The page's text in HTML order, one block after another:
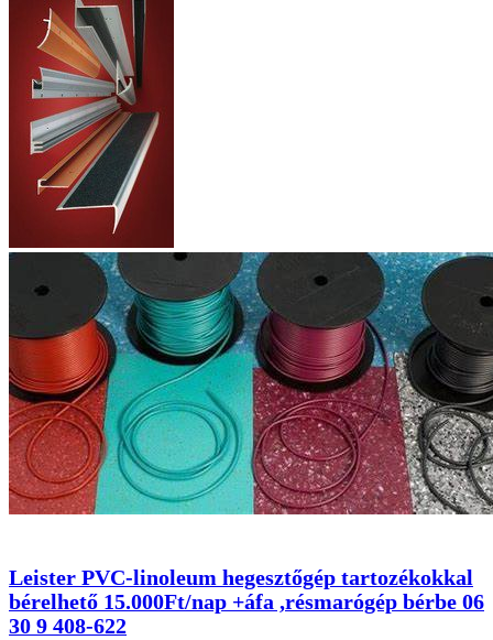
Leister PVC-linoleum hegesztőgép tartozékokkal
bérelhető 15.000Ft/nap +áfa ,résmarógép bérbe 06
30 9 408-622